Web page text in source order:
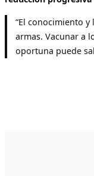
“El conocimiento
armas. Vacunar a
oportuna puede